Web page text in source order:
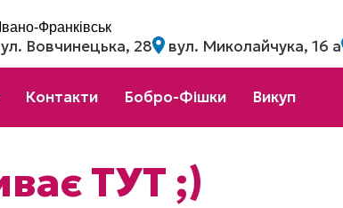
Франківськ
Вовчинецька, 28 вул. Миколайчука, 16 а
Контакти Бобро-Фішки Викуп
ТУТ ;)